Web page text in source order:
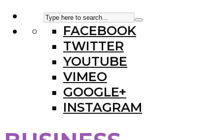
FACEBOOK
TWITTER
YOUTUBE
VIMEO
GOOGLE+
INSTAGRAM